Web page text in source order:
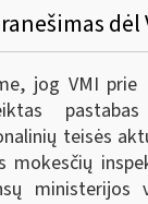
jog VMI prie
teisės
mokesčių
ministerijos